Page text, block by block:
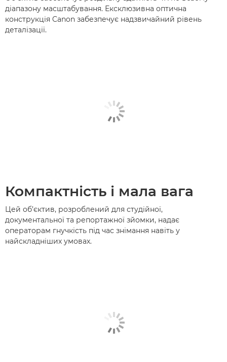
діапазону масштабування. Ексклюзивна оптична
конструкція Canon забезпечує надзвичайний рівень
деталізації.
Компактність і мала вага
Цей об’єктив, розроблений для студійної,
документальної та репортажної зйомки, надає
операторам гнучкість під час знімання навіть у
найскладніших умовах.